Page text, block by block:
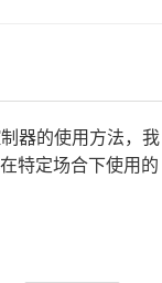
器的使用方法，我
特定场合下使用的